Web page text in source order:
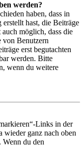
werden?
haben, dass in
hast, die Beiträge
möglich, dass die
von Benutzern
erst begutachten
werden. Bitte
wenn du weitere
Links in der
wieder ganz nach oben
Wenn du den